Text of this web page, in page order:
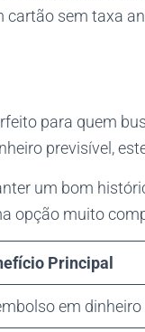
cartão sem taxa
para quem
previsível,
um bom
opção muito
Principal
em dinheiro